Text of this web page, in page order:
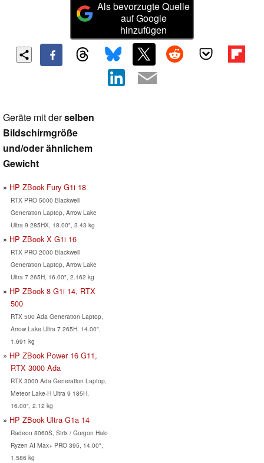
Als bevorzugte Quelle
auf Google
hinzufügen
Geräte mit derselben
Bildschirmgröße
und/oder ähnlichem
Gewicht
HP ZBook Fury G1i 18
RTX PRO 5000 Blackwell
Generation Laptop, Arrow Lake
Ultra 9 285HX, 18.00", 3.43 kg
HP ZBook X G1i 16
RTX PRO 2000 Blackwell
Generation Laptop, Arrow Lake
Ultra 7 265H, 16.00", 2.162 kg
HP ZBook 8 G1i 14, RTX
500
RTX 500 Ada Generation Laptop,
Arrow Lake Ultra 7 265H, 14.00",
1.691 kg
HP ZBook Power 16 G11,
RTX 3000 Ada
RTX 3000 Ada Generation Laptop,
Meteor Lake-H Ultra 9 185H,
16.00", 2.12 kg
HP ZBook Ultra G1a 14
Radeon 8060S, Strix / Gorgon Halo
Ryzen AI Max+ PRO 395, 14.00",
1.586 kg